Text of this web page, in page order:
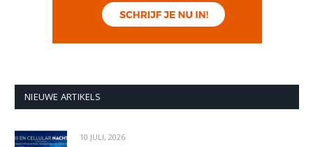
NIEUWE ARTIKELS
10 JULI, 2026